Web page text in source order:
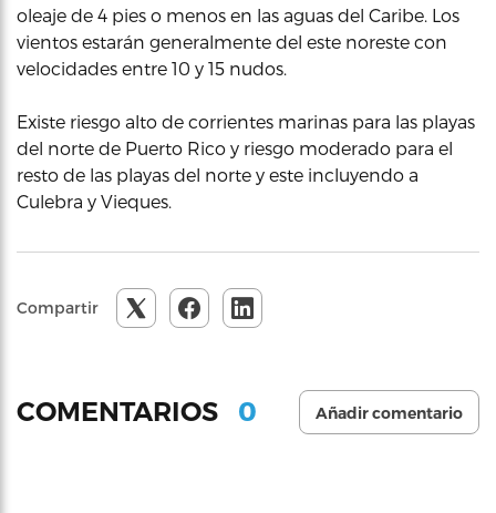
oleaje de 4 pies o menos en las aguas del Caribe. Los
vientos estarán generalmente del este noreste con
velocidades entre 10 y 15 nudos.
Existe riesgo alto de corrientes marinas para las playas
del norte de Puerto Rico y riesgo moderado para el
resto de las playas del norte y este incluyendo a
Culebra y Vieques.
Compartir
COMENTARIOS 0 Añadir comentario